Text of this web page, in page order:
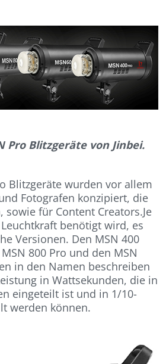
Pro Blitzgeräte von Jinbei.
Blitzgeräte wurden vor allem
Fotografen konzipiert, die
für Content Creators.Je
benötigt wird, es
Versionen. Den MSN 400
800 Pro und den MSN
in den Namen beschreiben
in Wattsekunden, die in
eingeteilt ist und in 1/10-
werden können.